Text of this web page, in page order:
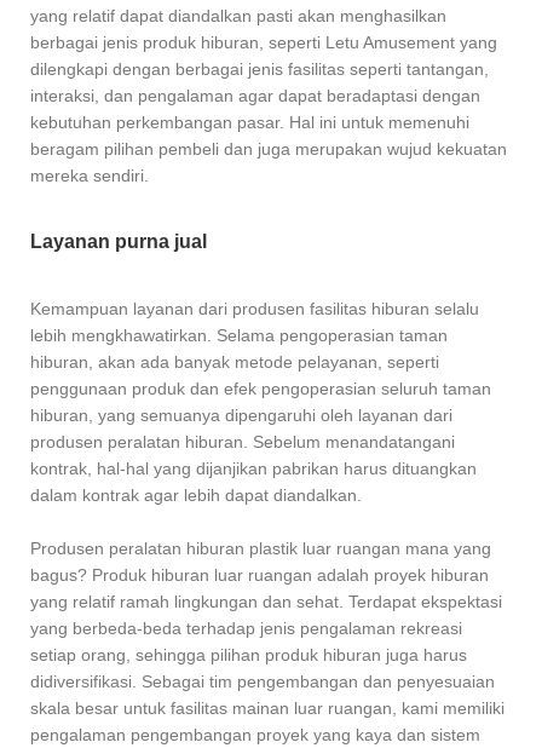
yang relatif dapat diandalkan pasti akan menghasilkan
berbagai jenis produk hiburan, seperti Letu Amusement yang
dilengkapi dengan berbagai jenis fasilitas seperti tantangan,
interaksi, dan pengalaman agar dapat beradaptasi dengan
kebutuhan perkembangan pasar. Hal ini untuk memenuhi
beragam pilihan pembeli dan juga merupakan wujud kekuatan
mereka sendiri.
Layanan purna jual
Kemampuan layanan dari produsen fasilitas hiburan selalu
lebih mengkhawatirkan. Selama pengoperasian taman
hiburan, akan ada banyak metode pelayanan, seperti
penggunaan produk dan efek pengoperasian seluruh taman
hiburan, yang semuanya dipengaruhi oleh layanan dari
produsen peralatan hiburan. Sebelum menandatangani
kontrak, hal-hal yang dijanjikan pabrikan harus dituangkan
dalam kontrak agar lebih dapat diandalkan.
Produsen peralatan hiburan plastik luar ruangan mana yang
bagus? Produk hiburan luar ruangan adalah proyek hiburan
yang relatif ramah lingkungan dan sehat. Terdapat ekspektasi
yang berbeda-beda terhadap jenis pengalaman rekreasi
setiap orang, sehingga pilihan produk hiburan juga harus
didiversifikasi. Sebagai tim pengembangan dan penyesuaian
skala besar untuk fasilitas mainan luar ruangan, kami memiliki
pengalaman pengembangan proyek yang kaya dan sistem